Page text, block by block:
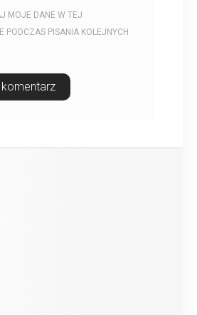
MOJE DANE W TEJ
PODCZAS PISANIA KOLEJNYCH